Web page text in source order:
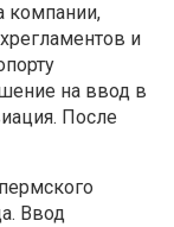
компании,
и
на ввод в
После
Ввод